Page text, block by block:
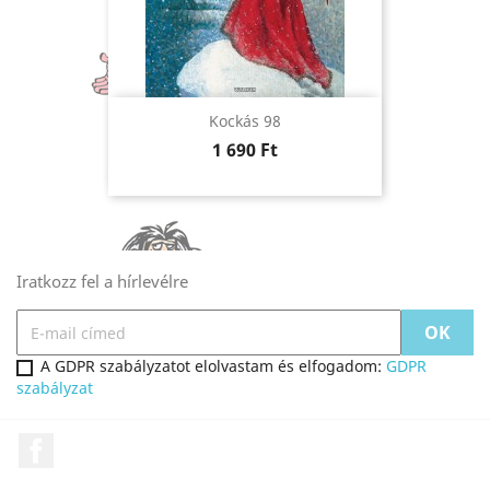
Kockás 98
Ár
1 690 Ft
Iratkozz fel a hírlevélre
A GDPR szabályzatot elolvastam és elfogadom: GDPR
szabályzat